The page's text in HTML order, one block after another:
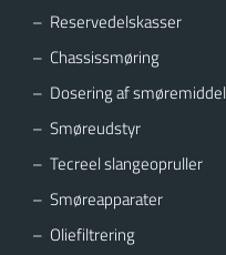
Reservedelskasser
Chassissmøring
Dosering af smøremiddel
Smøreudstyr
Tecreel slangeopruller
Smøreapparater
Oliefiltrering